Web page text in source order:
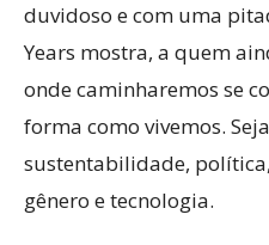
duvidoso e com uma
Years mostra, a quem
onde caminharemos se
forma como vivemos.
sustentabilidade,
gênero e tecnologia.